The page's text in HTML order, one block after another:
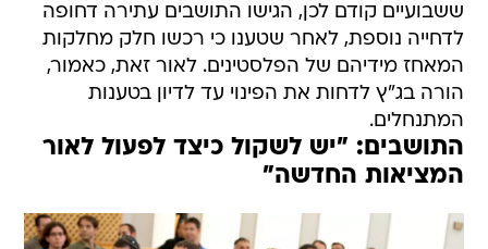
ששבועיים קודם לכן, הגישו התושבים עתירה דחופה
לדחייה נוספת, לאחר שטענו כי רכשו חלק מחלקות
המאחז מידיהם של הפלסטינים. לאור זאת, כאמור,
הורה בג"ץ לדחות את הפינוי עד לדיון בטענות
המתנחלים.
התושבים: "יש לשקול כיצד לפעול לאור
המציאות החדשה"